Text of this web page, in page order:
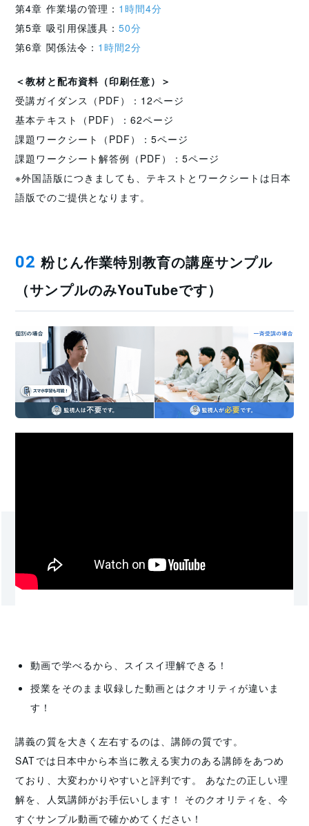
第4章 作業場の管理： 1時間4分
第5章 吸引用保護具： 50分
第6章 関係法令： 1時間2分
＜教材と配布資料（印刷任意）＞
受講ガイダンス（PDF）：12ページ
基本テキスト（PDF）：62ページ
課題ワークシート（PDF）：5ページ
課題ワークシート解答例（PDF）：5ページ
※外国語版につきましても、テキストとワークシートは日本
語版でのご提供となります。
02 粉じん作業特別教育の講座サンプル
（サンプルのみYouTubeです）
動画で学べるから、スイスイ理解できる！
授業をそのまま収録した動画とはクオリティが違いま
す！
講義の質を大きく左右するのは、講師の質です。
SATでは日本中から本当に教える実力のある講師をあつめ
ており、大変わかりやすいと評判です。 あなたの正しい理
解を、人気講師がお手伝いします！ そのクオリティを、今
すぐサンプル動画で確かめてください！